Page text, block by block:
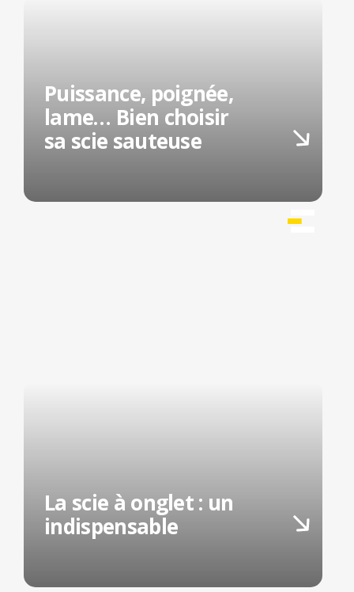
Puissance, poignée,
lame… Bien choisir
sa scie sauteuse
La scie à onglet : un
indispensable